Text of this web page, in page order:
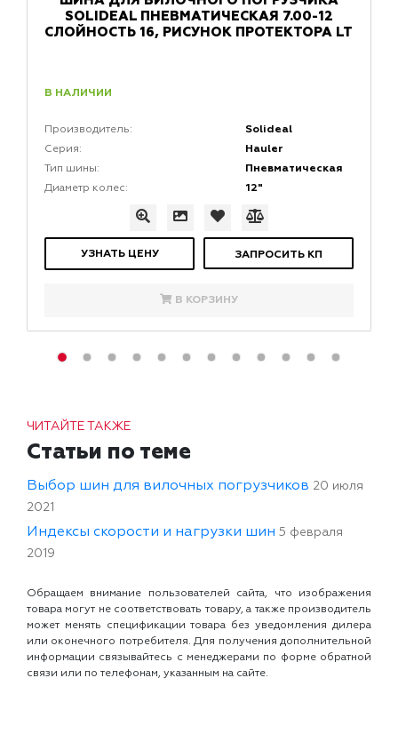
SOLIDEAL ПНЕВМАТИЧЕСКАЯ 7.00-12
СЛОЙНОСТЬ 16, РИСУНОК ПРОТЕКТОРА LT
В НАЛИЧИИ
Производитель: Solideal
Серия: Hauler
Тип шины: Пневматическая
Диаметр колес: 12"
УЗНАТЬ ЦЕНУ ЗАПРОСИТЬ КП
В КОРЗИНУ
ЧИТАЙТЕ ТАКЖЕ
Статьи по теме
Выбор шин для вилочных погрузчиков 20 июля
2021
Индексы скорости и нагрузки шин 5 февраля
2019
Обращаем внимание пользователей сайта, что изображения
товара могут не соответствовать товару, а также производитель
может менять спецификации товара без уведомления дилера
или оконечного потребителя. Для получения дополнительной
информации связывайтесь с менеджерами по форме обратной
связи или по телефонам, указанным на сайте.